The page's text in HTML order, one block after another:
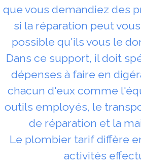
que vous demandiez des
si la réparation peut
possible qu'ils vous le
Dans ce support, il doit
dépenses à faire en
chacun d'eux comme
outils employés, le
de réparation et la
Le plombier tarif diffère
activités